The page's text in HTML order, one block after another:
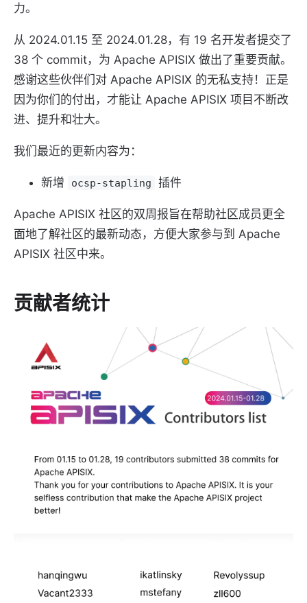
力。
从 2024.01.15 至 2024.01.28，有 19 名开发者提交了
38 个 commit，为 Apache APISIX 做出了重要贡献。
感谢这些伙伴们对 Apache APISIX 的无私支持！正是
因为你们的付出，才能让 Apache APISIX 项目不断改
进、提升和壮大。
我们最近的更新内容为：
新增 ocsp-stapling 插件
Apache APISIX 社区的双周报旨在帮助社区成员更全
面地了解社区的最新动态，方便大家参与到 Apache
APISIX 社区中来。
贡献者统计